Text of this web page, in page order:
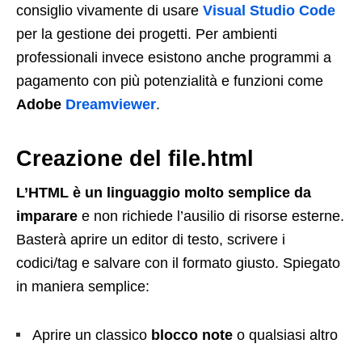
consiglio vivamente di usare Visual Studio Code
per la gestione dei progetti. Per ambienti
professionali invece esistono anche programmi a
pagamento con più potenzialità e funzioni come
Adobe Dreamviewer.
Creazione del file.html
L’HTML è un linguaggio molto semplice da
imparare e non richiede l’ausilio di risorse esterne.
Basterà aprire un editor di testo, scrivere i
codici/tag e salvare con il formato giusto. Spiegato
in maniera semplice:
Aprire un classico blocco note o qualsiasi altro